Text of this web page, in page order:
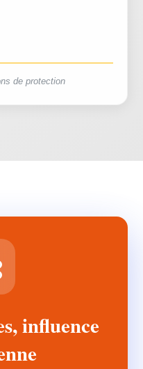
de protection
influence